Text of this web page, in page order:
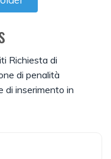
Richiesta di
di penalità
di inserimento in